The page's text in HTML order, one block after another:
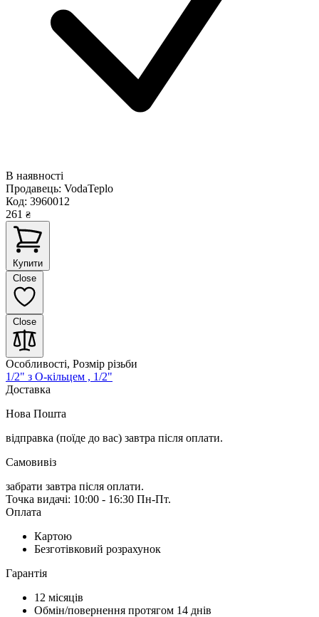
В наявності
Продавець: VodaTeplo
Код: 3960012
261 ₴
Купити
Close
Close
Особливості, Розмір різьби
1/2" з О-кільцем , 1/2"
Доставка
Нова Пошта
відправка (поїде до вас) завтра після оплати.
Самовивіз
забрати завтра після оплати.
Точка видачі: 10:00 - 16:30 Пн-Пт.
Оплата
Картою
Безготівковий розрахунок
Гарантія
12 місяців
Обмін/повернення протягом 14 днів